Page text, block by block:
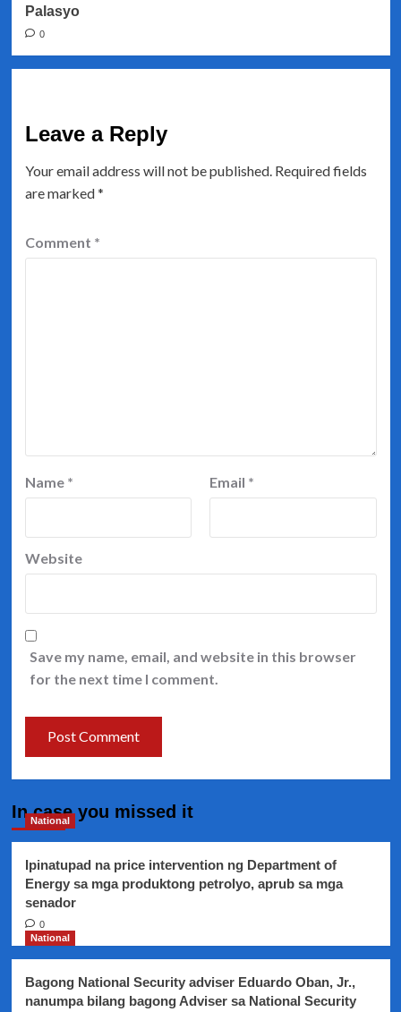
Palasyo
0
Leave a Reply
Your email address will not be published. Required fields
are marked*
Comment *
Name * Email *
Website
Save my name, email, and website in this browser
for the next time I comment.
In case you missed it
National
Ipinatupad na price intervention ng Department of
Energy sa mga produktong petrolyo, aprub sa mga
senador
0
National
Bagong National Security adviser Eduardo Oban, Jr.,
nanumpa bilang bagong Adviser sa National Security